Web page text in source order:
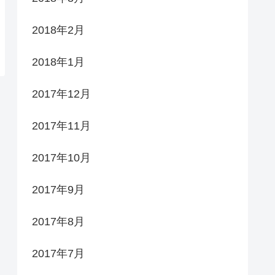
2018年2月
2018年1月
2017年12月
2017年11月
2017年10月
2017年9月
2017年8月
2017年7月